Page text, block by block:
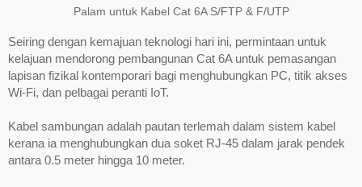
Palam untuk Kabel Cat 6A S/FTP & F/UTP
Seiring dengan kemajuan teknologi hari ini, permintaan untuk
kelajuan mendorong pembangunan Cat 6A untuk pemasangan
lapisan fizikal kontemporari bagi menghubungkan PC, titik akses
Wi-Fi, dan pelbagai peranti IoT.
Kabel sambungan adalah pautan terlemah dalam sistem kabel
kerana ia menghubungkan dua soket RJ-45 dalam jarak pendek
antara 0.5 meter hingga 10 meter.